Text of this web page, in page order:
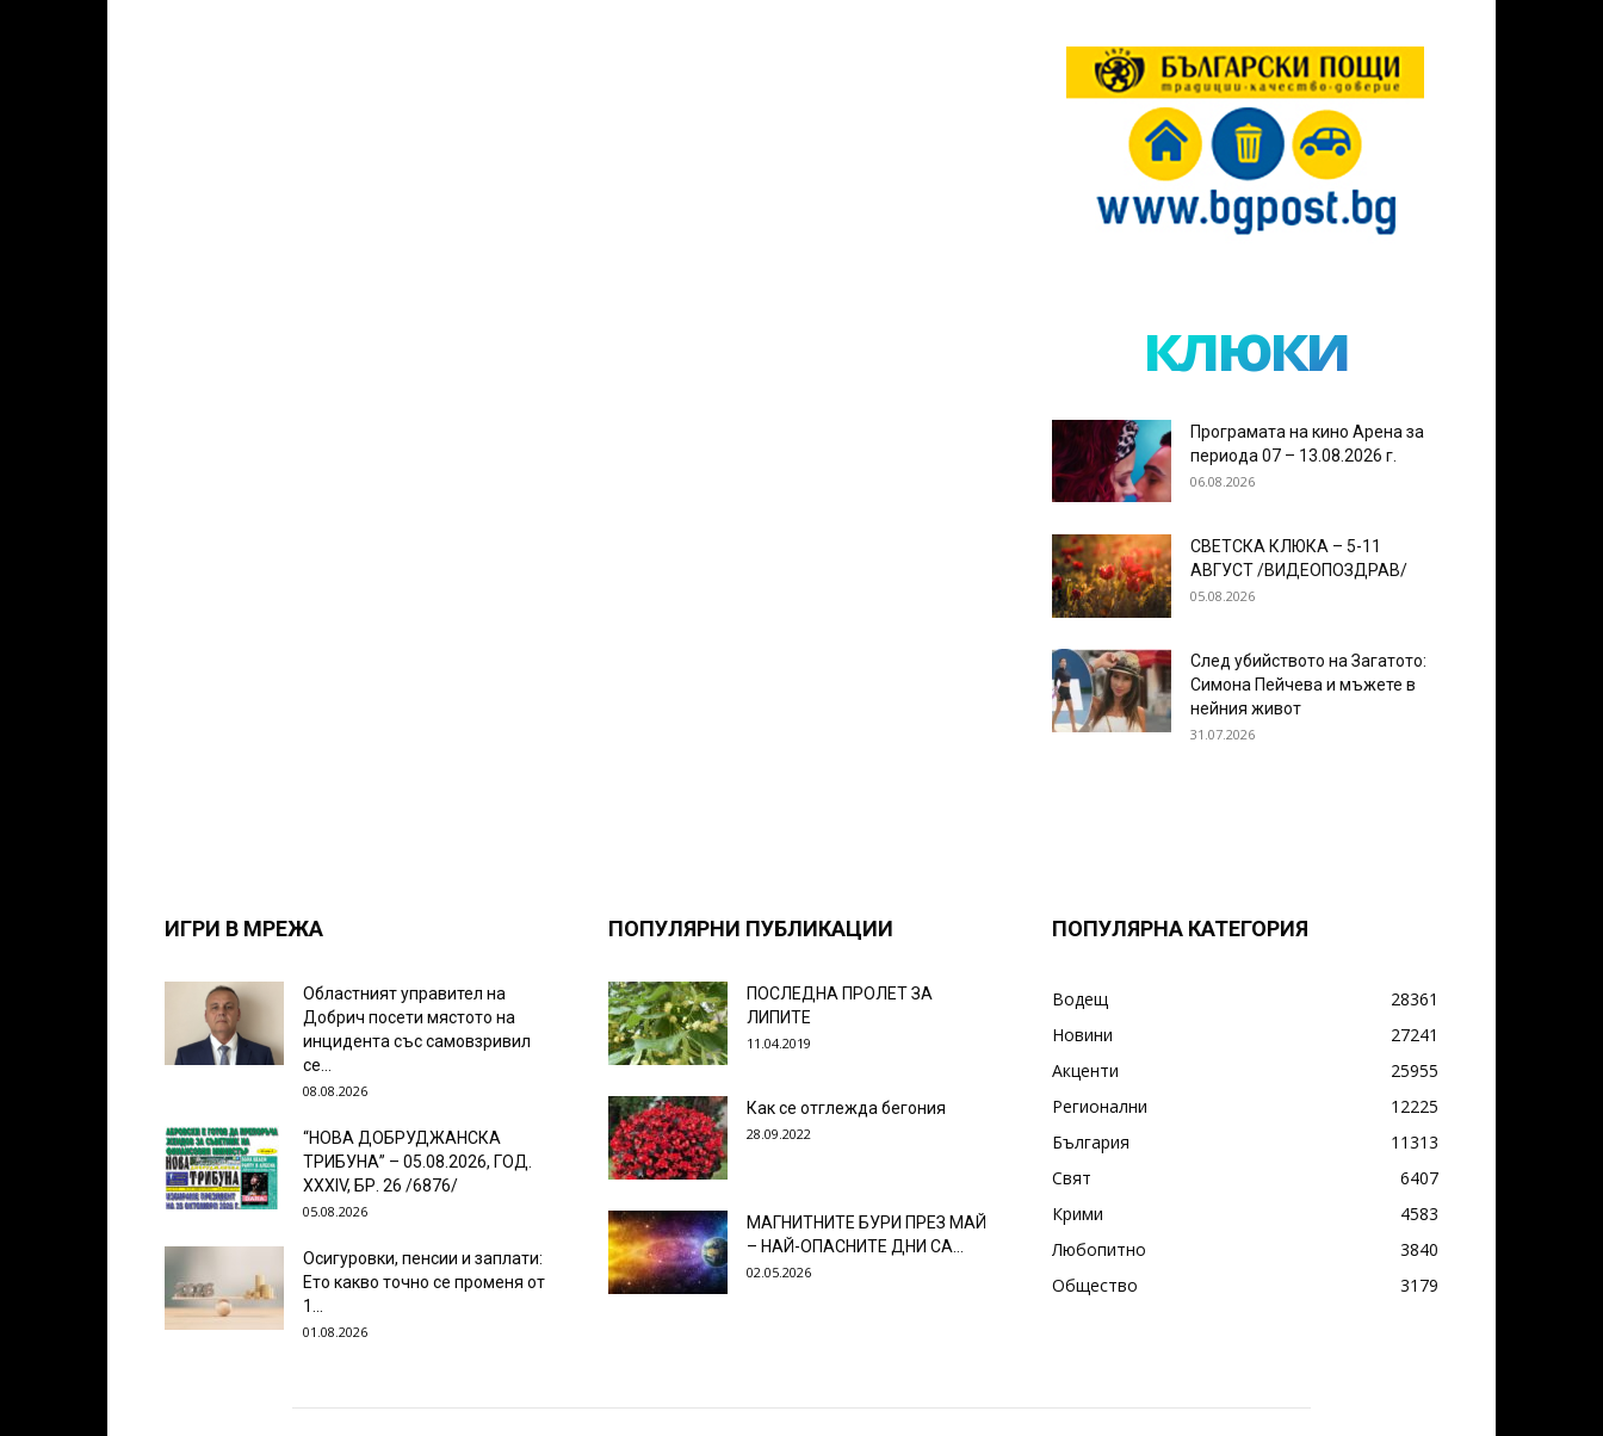
клюки
Програмата на кино Арена за
периода 07 – 13.08.2026 г.
06.08.2026
СВЕТСКА КЛЮКА – 5-11
АВГУСТ /ВИДЕОПОЗДРАВ/
05.08.2026
След убийството на Загатото:
Симона Пейчева и мъжете в
нейния живот
31.07.2026
ИГРИ В МРЕЖА
Областният управител на
Добрич посети мястото на
инцидента със самовзривил
се...
08.08.2026
“НОВА ДОБРУДЖАНСКА
ТРИБУНА” – 05.08.2026, ГОД.
XXХIV, БР. 26 /6876/
05.08.2026
Осигуровки, пенсии и заплати:
Ето какво точно се променя от
1...
01.08.2026
ПОПУЛЯРНИ ПУБЛИКАЦИИ
ПОСЛЕДНА ПРОЛЕТ ЗА
ЛИПИТЕ
11.04.2019
Как се отглежда бегония
28.09.2022
МАГНИТНИТЕ БУРИ ПРЕЗ МАЙ
– НАЙ-ОПАСНИТЕ ДНИ СА…
02.05.2026
ПОПУЛЯРНА КАТЕГОРИЯ
Водещ
28361
Новини
27241
Акценти
25955
Регионални
12225
България
11313
Свят
6407
Крими
4583
Любопитно
3840
Общество
3179